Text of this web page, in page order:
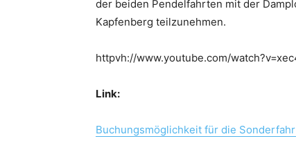
der beiden Pendelfahrten mit der
Kapfenberg teilzunehmen.
httpvh://www.youtube.com/
Link:
Buchungsmöglichkeit für die